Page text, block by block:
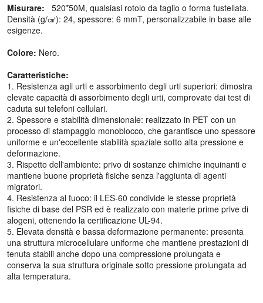
Misurare:
520*50M, qualsiasi rotolo da taglio o forma fustellata.
Densità (g/㎤): 24, spessore: 6 mmT, personalizzabile in base alle
esigenze.
Colore: Nero.
Caratteristiche:
1. Resistenza agli urti e assorbimento degli urti superiori: dimostra
elevate capacità di assorbimento degli urti, comprovate dai test di
caduta sui telefoni cellulari.
2. Spessore e stabilità dimensionale: realizzato in PET con un
processo di stampaggio monoblocco, che garantisce uno spessore
uniforme e un'eccellente stabilità spaziale sotto alta pressione e
deformazione.
3. Rispetto dell'ambiente: privo di sostanze chimiche inquinanti e
mantiene buone proprietà fisiche senza l'aggiunta di agenti
migratori.
4. Resistenza al fuoco: il LES-60 condivide le stesse proprietà
fisiche di base del PSR ed è realizzato con materie prime prive di
alogeni, ottenendo la certificazione UL-94.
5. Elevata densità e bassa deformazione permanente: presenta
una struttura microcellulare uniforme che mantiene prestazioni di
tenuta stabili anche dopo una compressione prolungata e
conserva la sua struttura originale sotto pressione prolungata ad
alta temperatura.